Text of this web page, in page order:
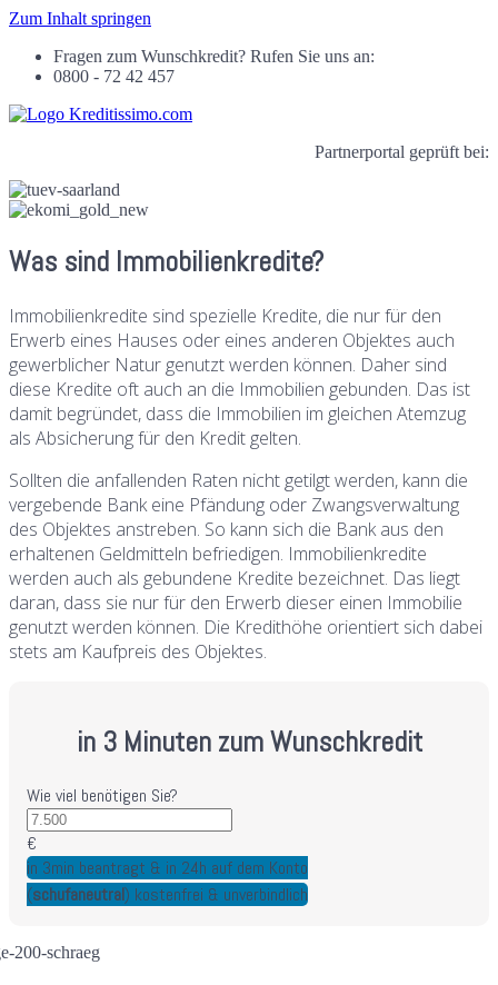
Zum Inhalt springen
Fragen zum Wunschkredit? Rufen Sie uns an:
0800 - 72 42 457
Partnerportal geprüft bei:
Was sind Immobilienkredite?
Immobilienkredite sind spezielle Kredite, die nur für den
Erwerb eines Hauses oder eines anderen Objektes auch
gewerblicher Natur genutzt werden können. Daher sind
diese Kredite oft auch an die Immobilien gebunden. Das ist
damit begründet, dass die Immobilien im gleichen Atemzug
als Absicherung für den Kredit gelten.
Sollten die anfallenden Raten nicht getilgt werden, kann die
vergebende Bank eine Pfändung oder Zwangsverwaltung
des Objektes anstreben. So kann sich die Bank aus den
erhaltenen Geldmitteln befriedigen. Immobilienkredite
werden auch als gebundene Kredite bezeichnet. Das liegt
daran, dass sie nur für den Erwerb dieser einen Immobilie
genutzt werden können. Die Kredithöhe orientiert sich dabei
stets am Kaufpreis des Objektes.
in 3 Minuten zum Wunschkredit
Wie viel benötigen Sie?
€
in 3min beantragt & in 24h auf dem Konto
(schufaneutral) kostenfrei & unverbindlich